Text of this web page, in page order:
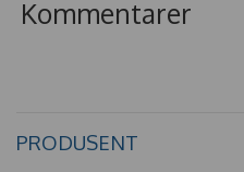
Kommentarer
PRODUSENT